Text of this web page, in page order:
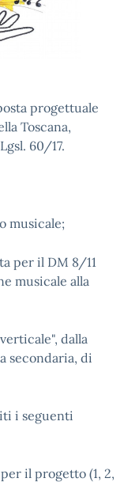
progettuale
Toscana,
60/17.
musicale;
per il DM 8/11
musicale alla
dalla
secondaria, di
i seguenti
il progetto (1, 2,